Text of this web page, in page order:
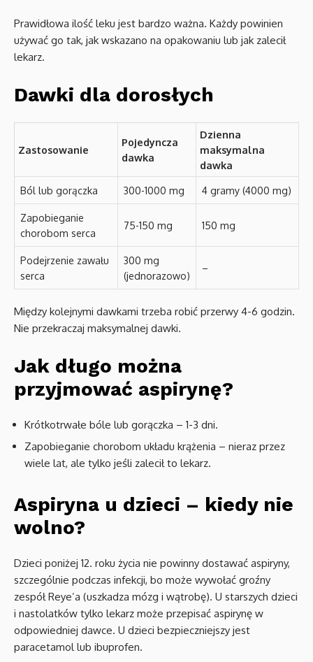
Prawidłowa ilość leku jest bardzo ważna. Każdy powinien
używać go tak, jak wskazano na opakowaniu lub jak zalecił
lekarz.
Dawki dla dorosłych
Zastosowanie
Pojedyncza
dawka
Dzienna
maksymalna
dawka
Ból lub gorączka
300-1000 mg 4 gramy (4000 mg)
Zapobieganie
chorobom serca
75-150 mg 150 mg
Podejrzenie zawału
serca
300 mg
(jednorazowo)
–
Między kolejnymi dawkami trzeba robić przerwy 4-6 godzin.
Nie przekraczaj maksymalnej dawki.
Jak długo można
przyjmować aspirynę?
Krótkotrwałe bóle lub gorączka – 1-3 dni.
Zapobieganie chorobom układu krążenia – nieraz przez
wiele lat, ale tylko jeśli zalecił to lekarz.
Aspiryna u dzieci – kiedy nie
wolno?
Dzieci poniżej 12. roku życia nie powinny dostawać aspiryny,
szczególnie podczas infekcji, bo może wywołać groźny
zespół Reye’a (uszkadza mózg i wątrobę). U starszych dzieci
i nastolatków tylko lekarz może przepisać aspirynę w
odpowiedniej dawce. U dzieci bezpieczniejszy jest
paracetamol lub ibuprofen.